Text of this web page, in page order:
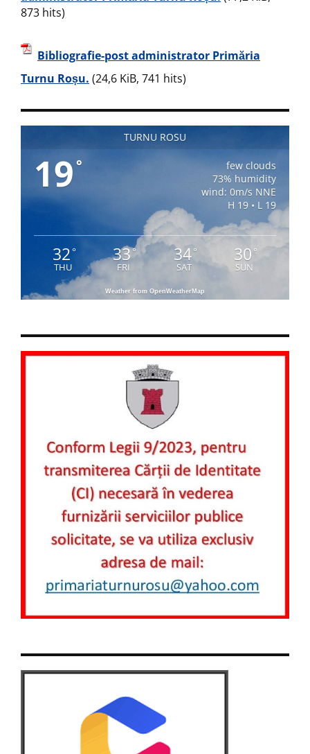
873 hits)
Bibliografie-post administrator Primăria
Turnu Roșu. (24,6 KiB, 741 hits)
TURNU ROSU
19°
few clouds
73% humidity
wind: 0m/s NNE
H 19 • L 19
32°
THU
33°
FRI
34°
SAT
30 °
SUN
Weather from OpenWeatherMap